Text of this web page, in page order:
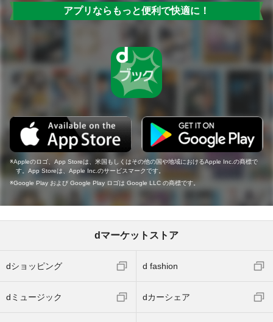
アプリならもっと便利で快適に！
Appleのロゴ、App Storeは、米国もしくはその他の国や地域におけるApple Inc.の商標で
す。App Storeは、Apple Inc.のサービスマークです。
Google Play および Google Play ロゴは Google LLC の商標です。
dマーケットストア
dショッピング d fashion
dミュージック dカーシェア